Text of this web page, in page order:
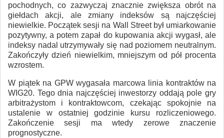
pochodnych, co zazwyczaj znacznie zwiększa obrót na
giełdach akcji, ale zmiany indeksów są najczęściej
niewielkie. Początek sesji na Wall Street był umiarkowanie
pozytywny, a potem zapał do kupowania akcji wygasł, ale
indeksy nadal utrzymywały się nad poziomem neutralnym.
Zakończyły dzień niewielkim, mniejszym od pół procenta
wzrostem.
W piątek na GPW wygasała marcowa linia kontraktów na
WIG20. Tego dnia najczęściej inwestorzy oddają pole gry
arbitrażystom i kontraktowcom, czekając spokojnie na
ustalenie w ostatniej godzinie kursu rozliczeniowego.
Zakończenie sesji ma wtedy zerowe znaczenie
prognostyczne.